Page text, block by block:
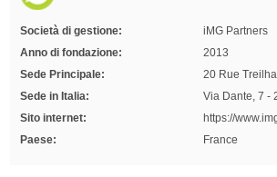
Società di gestione:
iMG Partners
Anno di fondazione:
2013
Sede Principale:
20 Rue
Sede in Italia:
Via Dante, 7 -
Sito internet:
https://
Paese:
France